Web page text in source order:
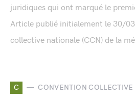
juridiques qui ont marqué le
Article publié initialement le 30/
collective nationale (CCN) de la
C CONVENTION COLLECTIVE